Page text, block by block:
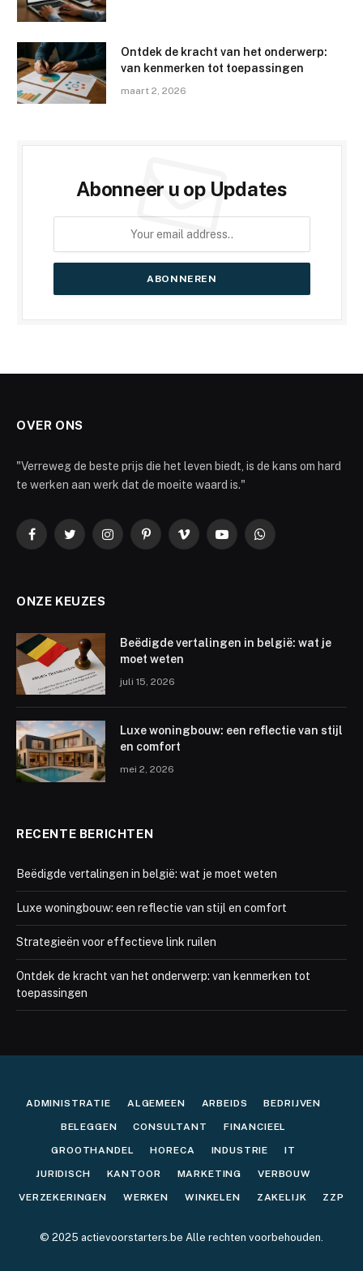
Ontdek de kracht van het onderwerp:
van kenmerken tot toepassingen
maart 2, 2026
Abonneer u op Updates
OVER ONS
"Verreweg de beste prijs die het leven biedt, is de kans om hard
te werken aan werk dat de moeite waard is."
FacebookTwitterInstagramPinterestVimeo YouTubeWhatsApp
ONZE KEUZES
Beëdigde vertalingen in belgië: wat je
moet weten
juli 15, 2026
Luxe woningbouw: een reflectie van stijl
en comfort
mei 2, 2026
RECENTE BERICHTEN
Beëdigde vertalingen in belgië: wat je moet weten
Luxe woningbouw: een reflectie van stijl en comfort
Strategieën voor effectieve link ruilen
Ontdek de kracht van het onderwerp: van kenmerken tot
toepassingen
ADMINISTRATIE ALGEMEEN ARBEIDS BEDRIJVEN
BELEGGEN CONSULTANT FINANCIEEL
GROOTHANDEL HORECA INDUSTRIE IT
JURIDISCH KANTOOR MARKETING VERBOUW
VERZEKERINGEN WERKEN WINKELEN ZAKELIJK ZZP
© 2025 actievoorstarters.be Alle rechten voorbehouden.